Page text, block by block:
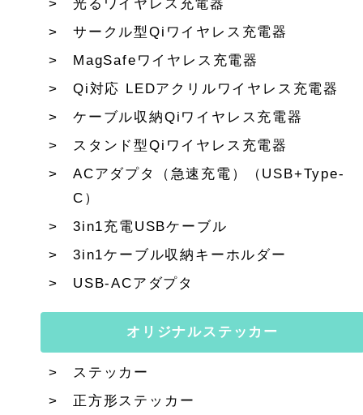
光るワイヤレス充電器
サークル型Qiワイヤレス充電器
MagSafeワイヤレス充電器
Qi対応 LEDアクリルワイヤレス充電器
ケーブル収納Qiワイヤレス充電器
スタンド型Qiワイヤレス充電器
ACアダプタ（急速充電）（USB+Type-
C）
3in1充電USBケーブル
3in1ケーブル収納キーホルダー
USB-ACアダプタ
オリジナルステッカー
ステッカー
正方形ステッカー